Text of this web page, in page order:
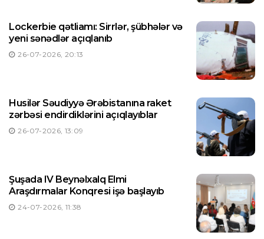
Lockerbie qətliamı: Sirrlər, şübhələr və
yeni sənədlər açıqlanıb
26-07-2026, 20:13
Husilər Səudiyyə Ərəbistanına raket
zərbəsi endirdiklərini açıqlayıblar
26-07-2026, 13:09
Şuşada IV Beynəlxalq Elmi
Araşdırmalar Konqresi işə başlayıb
24-07-2026, 11:38